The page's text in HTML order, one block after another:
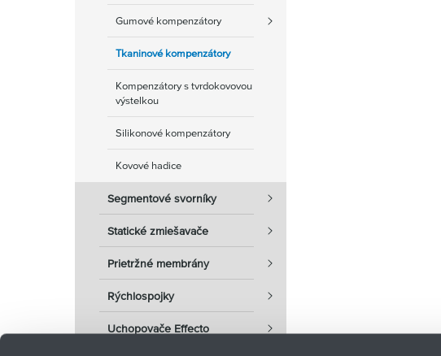
Gumové kompenzátory
Tkaninové kompenzátory
Kompenzátory s tvrdokovovou
výstelkou
Silikonové kompenzátory
Kovové hadice
Segmentové svorníky
Statické zmiešavače
Prietržné membrány
Rýchlospojky
Uchopovače Effecto